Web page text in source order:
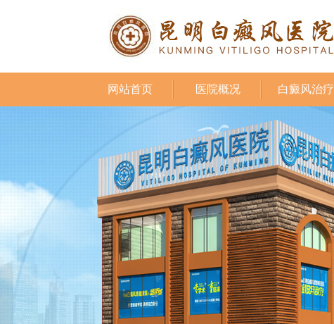
网站首页 医院概况 白癜风治疗